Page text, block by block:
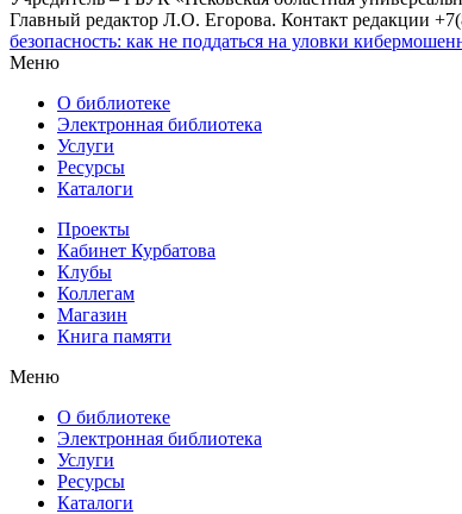
Главный редактор Л.О. Егорова. Контакт редакции
безопасность: как не поддаться на уловки
Меню
О библиотеке
Электронная библиотека
Услуги
Ресурсы
Каталоги
Проекты
Кабинет Курбатова
Клубы
Коллегам
Магазин
Книга памяти
Меню
О библиотеке
Электронная библиотека
Услуги
Ресурсы
Каталоги